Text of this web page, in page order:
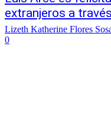
extranjeros a
Lizeth Katherine Flores
0